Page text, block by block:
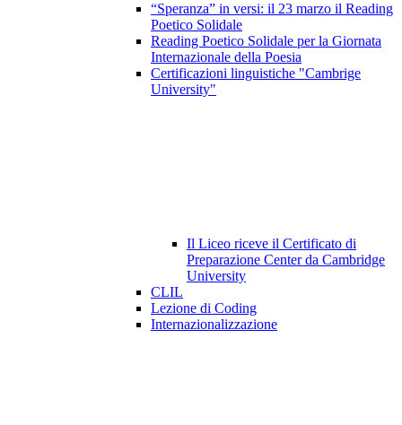
“Speranza” in versi: il 23 marzo il Reading
Poetico Solidale
Reading Poetico Solidale per la Giornata
Internazionale della Poesia
Certificazioni linguistiche "Cambrige
University"
Il Liceo riceve il Certificato di
Preparazione Center da Cambridge
University
CLIL
Lezione di Coding
Internazionalizzazione